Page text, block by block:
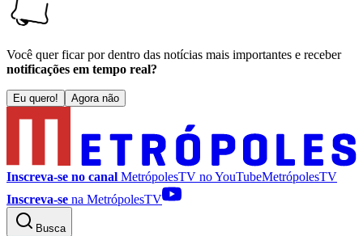
Você quer ficar por dentro das notícias mais importantes e receber
notificações em tempo real?
Eu quero! Agora não
Inscreva-se no canal MetrópolesTV noYouTubeMetrópolesTV
Inscreva-se na MetrópolesTV
Busca